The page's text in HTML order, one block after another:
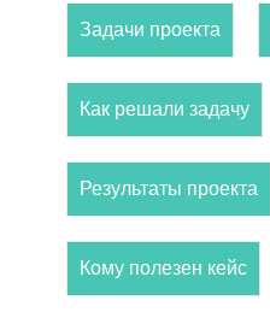
Задачи проекта
Как решали задачу
Результаты проекта
Кому полезен кейс